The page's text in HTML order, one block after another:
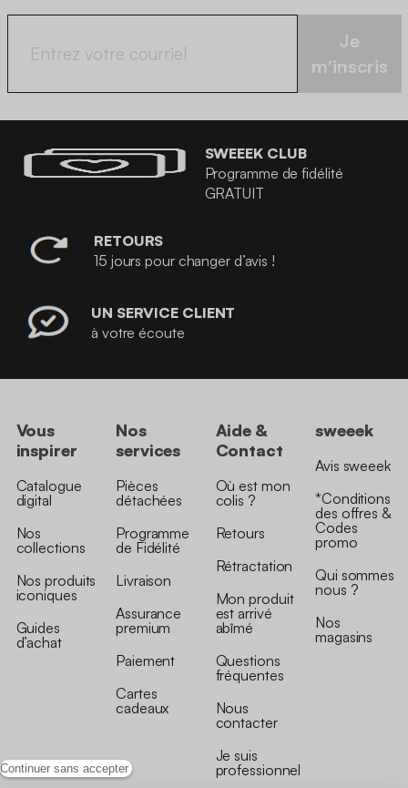
Continuer sans accepter
Je
m'inscris
SWEEEK CLUB
Programme de fidélité
GRATUIT
RETOURS
15 jours pour changer d’avis !
UN SERVICE CLIENT
à votre écoute
Vous
inspirer
Catalogue
digital
Nos
collections
Nos produits
iconiques
Guides
d’achat
Nos
services
Pièces
détachées
Programme
de Fidélité
Livraison
Assurance
premium
Paiement
Cartes
cadeaux
Aide &
Contact
Où est mon
colis ?
Retours
Rétractation
Mon produit
est arrivé
abîmé
Questions
fréquentes
Nous
contacter
Je suis
professionnel
sweeek
Avis sweeek
*Conditions
des offres &
Codes
promo
Qui sommes
nous ?
Nos
magasins